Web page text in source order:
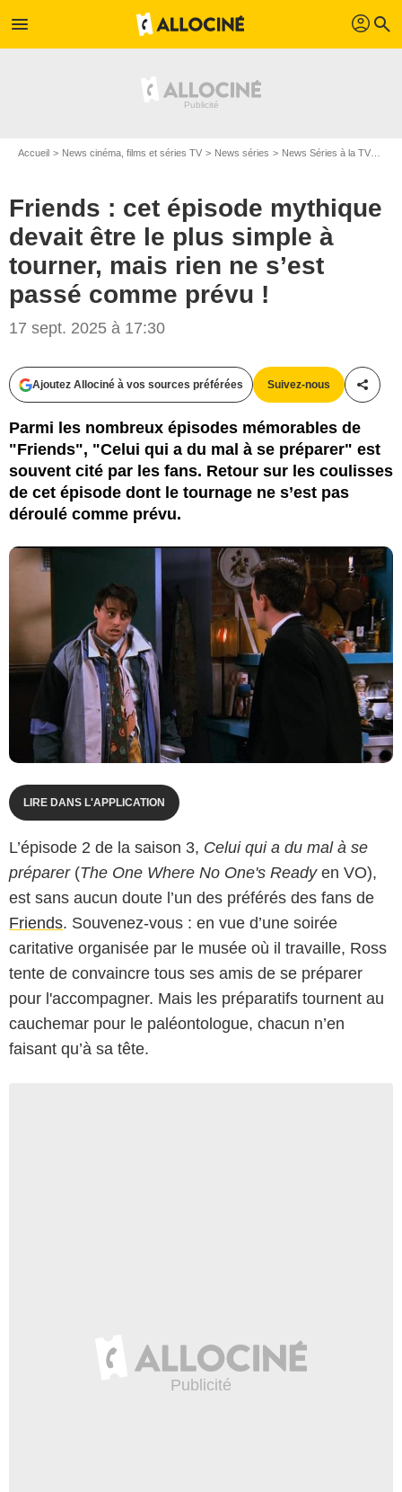
menu profil search
Accueil News cinéma, films et séries TV News séries News Séries à la TV
Friends : cet épisode mythique
devait être le plus simple à
tourner, mais rien ne s’est
passé comme prévu !
17 sept. 2025 à 17:30
Ajoutez Allociné à vos sources préférées Suivez-nous
Parmi les nombreux épisodes mémorables de
"Friends", "Celui qui a du mal à se préparer" est
souvent cité par les fans. Retour sur les coulisses
de cet épisode dont le tournage ne s’est pas
déroulé comme prévu.
LIRE DANS L'APPLICATION
L’épisode 2 de la saison 3, Celui qui a du mal à se
préparer(The One Where No One's Readyen VO),
est sans aucun doute l’un des préférés des fans de
Friends. Souvenez-vous : en vue d’une soirée
caritative organisée par le musée où il travaille, Ross
tente de convaincre tous ses amis de se préparer
pour l'accompagner. Mais les préparatifs tournent au
cauchemar pour le paléontologue, chacun n’en
faisant qu’à sa tête.